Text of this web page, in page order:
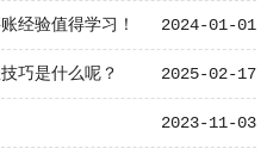
2024-01-01
经验值得学习！
2025-02-17
巧是什么呢？
2023-11-03